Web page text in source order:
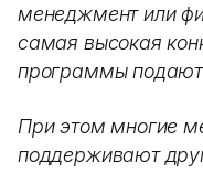
менеджмент или
самая высокая
программы
При этом многие
поддерживают